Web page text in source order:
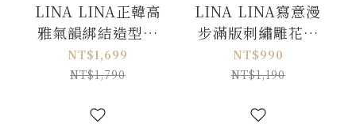
LINA LINA正韓高
雅氣韻綁結造型光
澤上衣附背心-蜜桃
粉
NT$1,699
NT$1,790
LINA LINA寫意漫
步滿版刺繡雕花網
紗洋裝-珍珠白
NT$990
NT$1,190